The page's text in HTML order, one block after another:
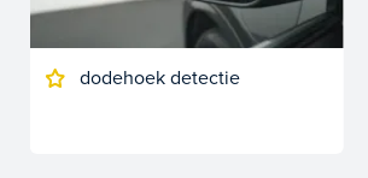
dodehoek detectie